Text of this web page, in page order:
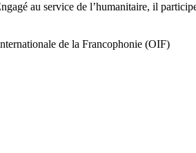
au service de l’humanitaire, il
de la Francophonie (OIF)